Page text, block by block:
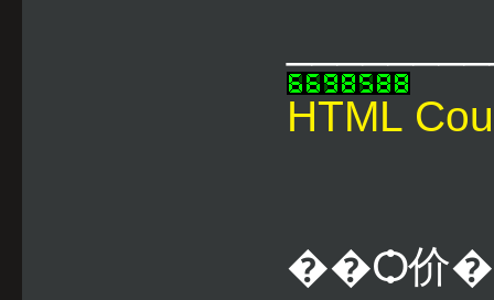
HTML
��Ѻ价